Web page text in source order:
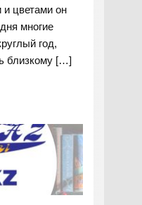
и цветами он
многие
год,
близкому […]